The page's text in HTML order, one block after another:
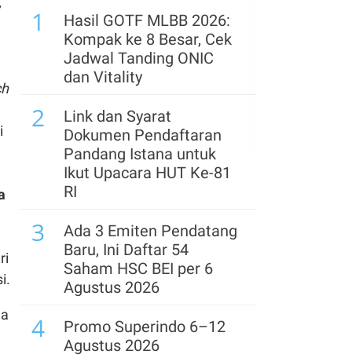
5
Resmi! Free Float Saham
Prajogo Pangestu Ini
Melewati Batas Minimal
MSCI
6
IHSG Berpeluang
Menguat pada Kamis
(6/8), Ini Kata Analis
Proyeksi Laba & Target
Dikerek Naik Usai Rilis
Lapkeu Semester I
Rupiah Berpotensi
Terkoreksi Kamis (6/8),
Ini Proyeksi
Pergerakannya
1
Hasil GOTF MLBB 2026:
Kompak ke 8 Besar, Cek
Jadwal Tanding ONIC
dan Vitality
2
Link dan Syarat
Dokumen Pendaftaran
Pandang Istana untuk
Ikut Upacara HUT Ke-81
RI
3
Ada 3 Emiten Pendatang
Baru, Ini Daftar 54
Saham HSC BEI per 6
Agustus 2026
4
Promo Superindo 6–12
Agustus 2026